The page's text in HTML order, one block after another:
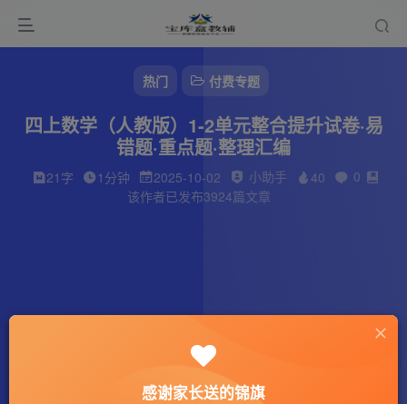
热门 付费专题
四上数学（人教版）1-2单元整合提升试卷·易
错题·重点题·整理汇编
21字 1分钟 2025-10-02 小助手 40
0
该作者已发布3924篇文章
感谢家长送的锦旗